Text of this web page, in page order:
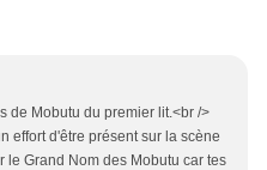
de Mobutu du premier lit.<br />
effort d'être présent sur la scène
Grand Nom des Mobutu car tes